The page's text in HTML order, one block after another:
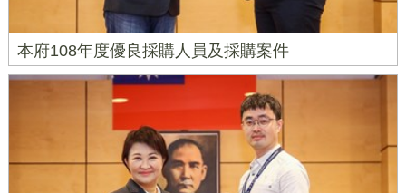
本府108年度優良採購人員及採購案件